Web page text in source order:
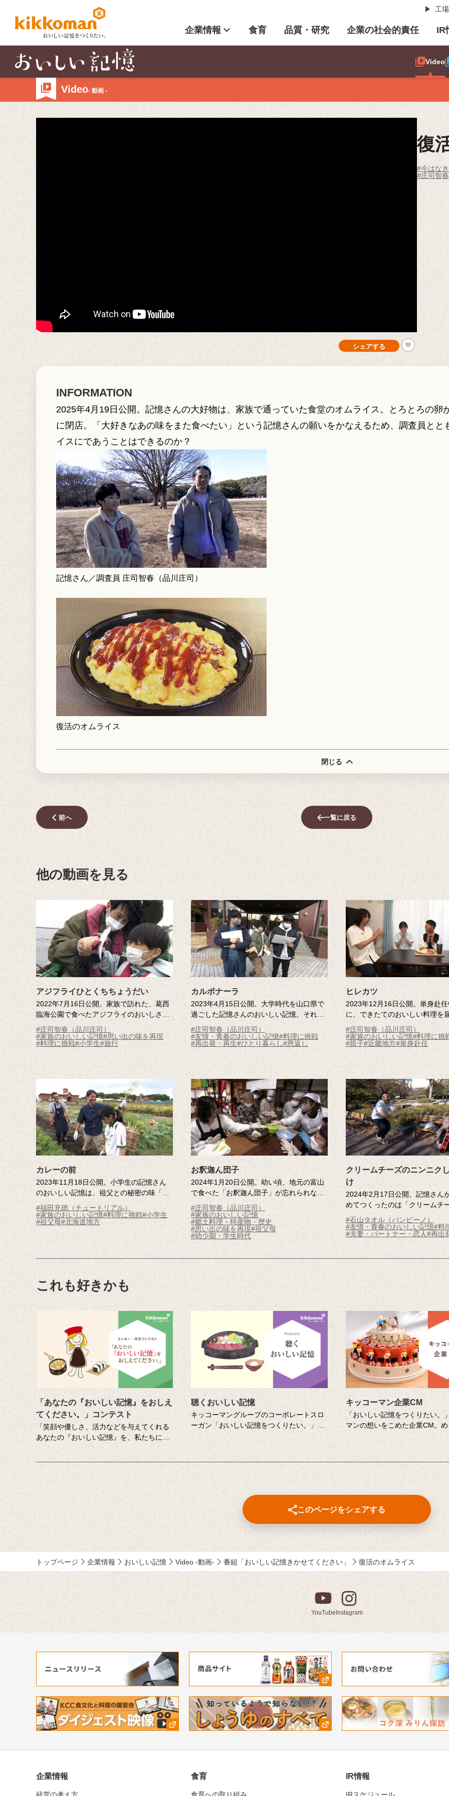
工
企業情報 食育 品質・研究 企業の社会的責任 IR
Video
Video- 動画 -
シェアする
復
#今はな
#庄司智
INFORMATION
2025年4月19日公開。記憶さんの大好物は、家族で通っていた食堂のオムライス。とろとろの卵
に閉店。「大好きなあの味をまた食べたい」という記憶さんの願いをかなえるため、調査員と
イスにであうことはできるのか？
記憶さん／調査員 庄司智春（品川庄司）
復活のオムライス
閉じる
前へ 一覧に戻る
他の動画を見る
アジフライひとくちちょうだい
2022年7月16日公開。家族で訪れた、葛西
臨海公園で食べたアジフライのおいしさが
忘れられない記憶さん。アジフライに魅了
された記憶さんは、おいしさを追求して釣
りにも挑戦しましたが、アジを釣ることは
案！無事に釣り上げておいしいアジフライ
を食べることができるのか？
#庄司智春（品川庄司）
#家族のおいしい記憶#思い出の味を再現
#料理に挑戦#小学生#旅行
カルボナーラ
2023年4月15日公開。大学時代を山口県で
過ごした記憶さんのおいしい記憶。それ
は、お金がなく苦しかった頃に、友人がつ
くってくれたカルボナーラ。当時は感謝を
伝えることができなかった友人に、恩返し
づくりに挑戦します！心あたたまる、男の
友情物語です。
#庄司智春（品川庄司）
#友情・青春のおいしい記憶#料理に挑戦
#再出発・再生#ひとり暮らし#恩返し
ヒレカツ
2023年12月16日公開。単身赴
に、できたてのおいしい料理を
いう記憶さん。父の好物「ヒレ
くるため、調査員とともに和歌
けめぐり、食材を集めて父のも
#庄司智春（品川庄司）
#家族のおいしい記憶#料理に挑
#親子#近畿地方#単身赴任
カレーの前
2023年11月18日公開。小学生の記憶さん
のおいしい記憶は、祖父との秘密の味「カ
レーの前」。家族にもふるまいたいという
記憶さんが、料理に初挑戦！調査員の力を
借りて、最高の「カレーの前」をつくりま
#福田充徳（チュートリアル）
#家族のおいしい記憶#料理に挑戦#小学生
#祖父母#北海道地方
お釈迦ん団子
2024年1月20日公開。幼い頃、地元の富山
で食べた「お釈迦ん団子」が忘れられない
記憶さん。祖母がつくってくれたその味
は、2月の「ある日」限定のおやつだった
そう。色あざやかなお団子に、調査員もび
っくり！？記憶さんと祖母の思い出が詰ま
#庄司智春（品川庄司）
#家族のおいしい記憶
#郷土料理・特産物・歴史
#思い出の味を再現#祖父母
#幼少期・学生時代
クリームチーズのニンニク
け
2024年2月17日公開。記憶さん
めてつくったのは「クリームチ
ニクしょうゆ漬け」。二人で訪
で食した一品だったそう。しか
別れしてからは、ほろ苦い思い
て、思い出の味を再現します！
#石山タオル（バンビーノ）
#友情・青春のおいしい記憶#料
#夫妻・パートナー・恋人#再出
これも好きかも
「あなたの『おいしい記憶』をおしえ
てください。」コンテスト
「笑顔や優しさ、活力などを与えてくれる
あなたの『おいしい記憶』を、私たちにお
聴くおいしい記憶
キッコーマングループのコーポレートスロ
ーガン「おいしい記憶をつくりたい。」に
キッコーマン企業CM
「おいしい記憶をつくりたい。
マンの想いをこめた企業CM。
このページをシェアする
トップページ 企業情報 おいしい記憶 Video -動画- 番組「おいしい記憶きかせてください」 復活のオムライス
YouTubeInstagram
企業情報 食育 IR情報